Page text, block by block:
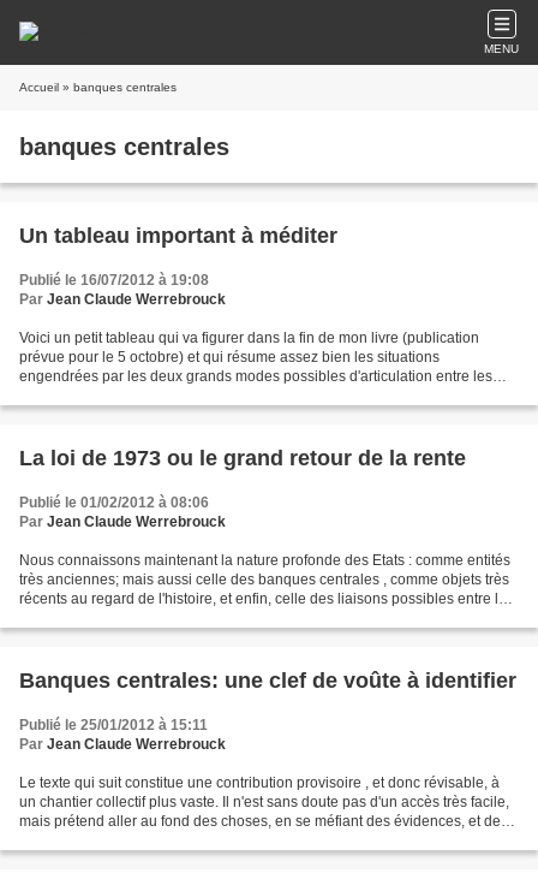
MENU
Accueil » banques centrales
banques centrales
Un tableau important à méditer
Publié le 16/07/2012 à 19:08
Par Jean Claude Werrebrouck
Voici un petit tableau qui va figurer dans la fin de mon livre (publication
prévue pour le 5 octobre) et qui résume assez bien les situations
engendrées par les deux grands modes possibles d'articulation entre les
La loi de 1973 ou le grand retour de la rente
Publié le 01/02/2012 à 08:06
Par Jean Claude Werrebrouck
Nous connaissons maintenant la nature profonde des Etats : comme entités
très anciennes; mais aussi celle des banques centrales , comme objets très
récents au regard de l'histoire, et enfin, celle des liaisons possibles entre les
Banques centrales: une clef de voûte à identifier
Publié le 25/01/2012 à 15:11
Par Jean Claude Werrebrouck
Le texte qui suit constitue une contribution provisoire , et donc révisable, à
un chantier collectif plus vaste. Il n'est sans doute pas d'un accès très facile,
mais prétend aller au fond des choses, en se méfiant des évidences, et des